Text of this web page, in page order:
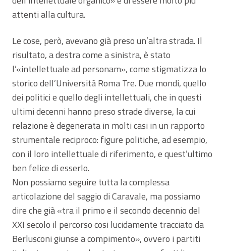
attenti alla cultura.
Le cose, però, avevano già preso un’altra strada. Il
risultato, a destra come a sinistra, è stato
l’«intellettuale ad personam», come stigmatizza lo
storico dell’Università Roma Tre. Due mondi, quello
dei politici e quello degli intellettuali, che in questi
ultimi decenni hanno preso strade diverse, la cui
relazione è degenerata in molti casi in un rapporto
strumentale reciproco: figure politiche, ad esempio,
con il loro intellettuale di riferimento, e quest’ultimo
ben felice di esserlo.
Non possiamo seguire tutta la complessa
articolazione del saggio di Caravale, ma possiamo
dire che già «tra il primo e il secondo decennio del
XXI secolo il percorso cosi lucidamente tracciato da
Berlusconi giunse a compimento», ovvero i partiti